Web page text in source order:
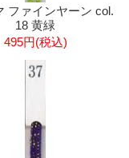
ファインヤーン col.
18 黄緑
495円(税込)